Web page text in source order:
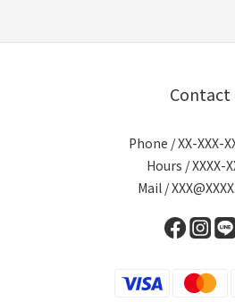
Contact
Phone / XX-XXX-
Hours / XXXX-
Mail /